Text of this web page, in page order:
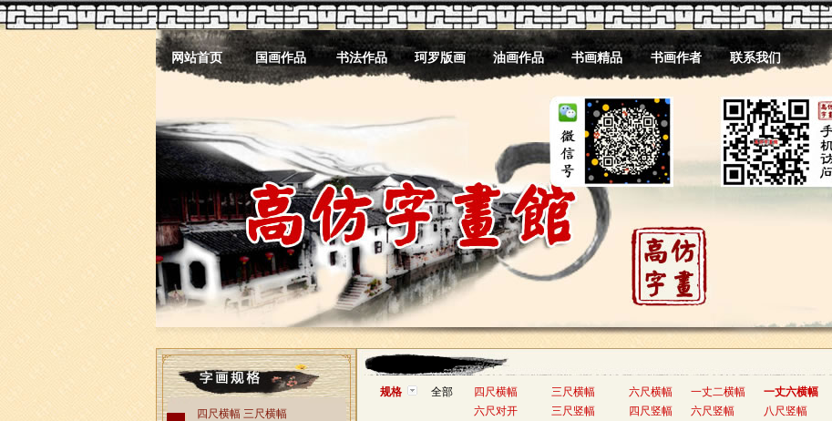
网站首页 国画作品 书法作品 珂罗版画 油画作品 书画精品 书画作者 联系我们
四尺横幅 三尺横幅
规格 全部 四尺横幅 三尺横幅 六尺横幅 一丈二横幅 一丈六横幅
六尺对开
三尺竖幅 四尺竖幅 六尺竖幅 八尺竖幅